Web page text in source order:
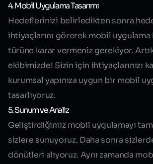
4. Mobil Uygulama Tasarımı
Hedeflerinizi belirledikten sonra
ihtiyaçlarını görerek mobil
türüne karar vermeniz gerekiyor.
ekibimizde! Sizin için ihtiyaçlarınızı
kurumsal yapınıza uygun bir mobil
tasarlıyoruz.
5. Sunum ve Analiz
Geliştirdiğimiz mobil uygulamayı
sizlere sunuyoruz. Daha sonra
dönütleri alıyoruz. Aynı zamanda